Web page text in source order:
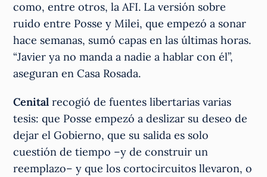
como, entre otros, la AFI. La versión sobre
ruido entre Posse y Milei, que empezó a sonar
hace semanas, sumó capas en las últimas horas.
“Javier ya no manda a nadie a hablar con él”,
aseguran en Casa Rosada.
Cenital recogió de fuentes libertarias varias
tesis: que Posse empezó a deslizar su deseo de
dejar el Gobierno, que su salida es solo
cuestión de tiempo –y de construir un
reemplazo– y que los cortocircuitos llevaron, o